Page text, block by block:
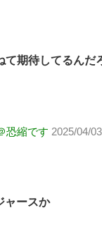
て期待してるんだ
恐縮です 2025/04/
ャースか